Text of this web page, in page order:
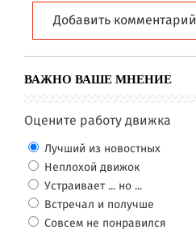
Добавить комментарий
ВАЖНО ВАШЕ МНЕНИЕ
Оцените работу движка
Лучший из новостных
Неплохой движок
Устраивает ... но ...
Встречал и получше
Совсем не понравился